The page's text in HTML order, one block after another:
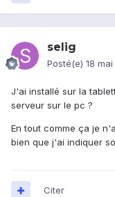
selig
Posté(e) 18 mai
J'ai installé sur la
serveur sur le pc ?
En tout comme ça je
bien que j'ai indiquer
Citer